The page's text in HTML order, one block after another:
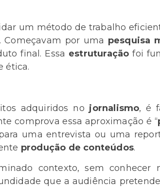
um método de trabalho
. Começavam por uma pesquisa
final. Essa estruturação foi
ética.
adquiridos no jornalismo, é
comprova essa aproximação é “
uma entrevista ou uma
produção de conteúdos.
contexto, sem conhecer
que a audiência